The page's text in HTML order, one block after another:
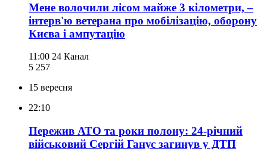
Мене волочили лісом майже 3 кілометри, –
інтерв'ю ветерана про мобілізацію, оборону
Києва і ампутацію
11:00 24 Канал
5 257
15 вересня
22:10
Пережив АТО та роки полону: 24-річний
військовий Сергій Ганус загинув у ДТП